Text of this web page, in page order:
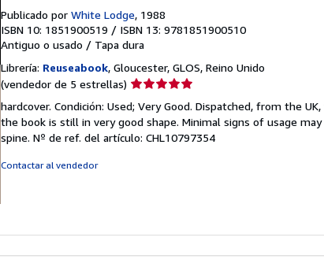
Publicado por White Lodge, 1988
ISBN 10: 1851900519 / ISBN 13: 9781851900510
Antiguo o usado / Tapa dura
Librería: Reuseabook, Gloucester, GLOS, Reino Unido
(vendedor de 5 estrellas) Calificación
vendedor:
5
de
hardcover. Condición: Used; Very Good. Dispatched, from the
the book is still in very good shape. Minimal signs of usage
spine. Nº de ref. del artículo: CHL10797354
Contactar al vendedor